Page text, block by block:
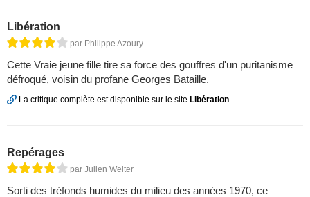
Libération
par Philippe Azoury
Cette Vraie jeune fille tire sa force des gouffres d'un puritanisme
défroqué, voisin du profane Georges Bataille.
La critique complète est disponible sur le site Libération
Repérages
par Julien Welter
Sorti des tréfonds humides du milieu des années 1970, ce